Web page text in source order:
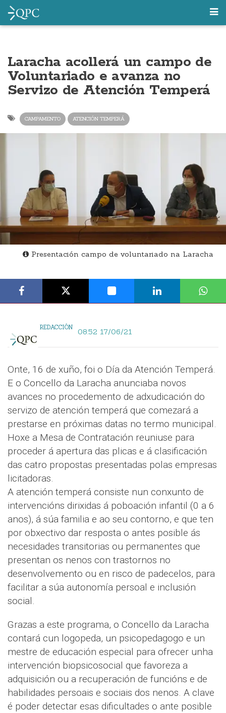
Laracha acollerá un campo de
Voluntariado e avanza no
Servizo de Atención Temperá
CAMPAMENTO ATENCIÓN TEMPERÁ
Presentación campo de voluntariado na Laracha
REDACCIÓN 08:52 17/06/21
Onte, 16 de xuño, foi o Día da Atención Temperá.
E o Concello da Laracha anunciaba novos
avances no procedemento de adxudicación do
servizo de atención temperá que comezará a
prestarse en próximas datas no termo municipal.
Hoxe a Mesa de Contratación reuniuse para
proceder á apertura das plicas e á clasificación
das catro propostas presentadas polas empresas
licitadoras.
A atención temperá consiste nun conxunto de
intervencións dirixidas á poboación infantil (0 a 6
anos), á súa familia e ao seu contorno, e que ten
por obxectivo dar resposta o antes posible ás
necesidades transitorias ou permanentes que
presentan os nenos con trastornos no
desenvolvemento ou en risco de padecelos, para
facilitar a súa autonomía persoal e inclusión
social.
Grazas a este programa, o Concello da Laracha
contará cun logopeda, un psicopedagogo e un
mestre de educación especial para ofrecer unha
intervención biopsicosocial que favoreza a
adquisición ou a recuperación de funcións e de
habilidades persoais e sociais dos nenos. A clave
é poder detectar esas dificultades o ante posible